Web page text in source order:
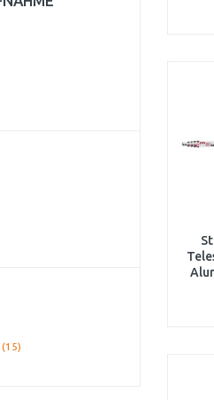
(15)